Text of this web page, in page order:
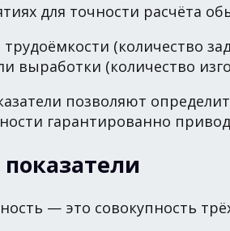
для точности расчёта
трудоёмкости (количество
выработки (количество
позволяют
гарантированно
— это совокупность